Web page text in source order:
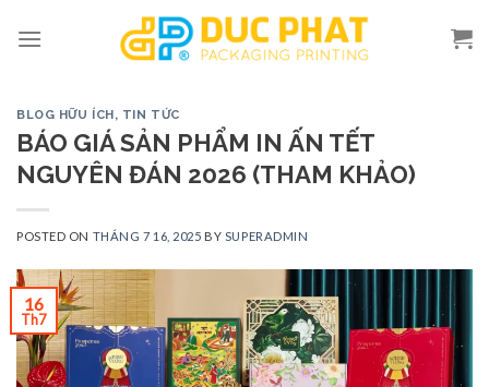
BLOG HỮU ÍCH, TIN TỨC
BÁO GIÁ SẢN PHẨM IN ẤN TẾT
NGUYÊN ĐÁN 2026 (THAM KHẢO)
POSTED ON THÁNG 7 16, 2025 BY SUPERADMIN
16
Th7